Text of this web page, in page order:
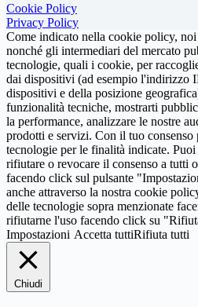
Cookie Policy
Privacy Policy
Come indicato nella cookie policy,
nonché gli intermediari del mercato
tecnologie, quali i cookie, per
dai dispositivi (ad esempio l'indirizzo
dispositivi e della posizione
funzionalità tecniche, mostrarti
la performance, analizzare le nostre
prodotti e servizi. Con il tuo consenso
tecnologie per le finalità indicate.
rifiutare o revocare il consenso a tutti
facendo click sul pulsante
anche attraverso la nostra cookie
delle tecnologie sopra menzionate
rifiutarne l'uso facendo click su
Impostazioni Accetta tuttiRifiuta tutti
Chiudi